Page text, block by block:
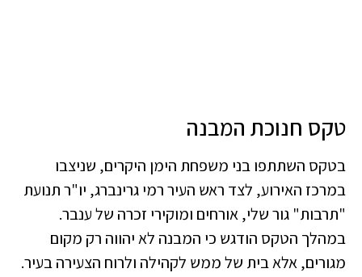
טקס חנוכת המבנה
​בטקס השתתפו בני משפחת הימן היקרים, שניצבו
במרכז האירוע, לצד ראש העיר רמי גרינברג, יו"ר תנועת
"תרבות" גור שלי, אורחים ומוקירי זכרה של ענבר.
במהלך הטקס הודגש כי המבנה לא יהווה רק מקום
מגורים, אלא בית של ממש לקהילה ולרוח הצעירה בעיר.